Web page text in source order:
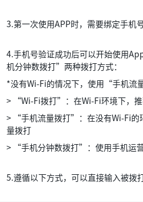
3.第一次使用APP时，需要绑定手机号
4.手机号验证成功后可以开始使用
机分钟数拨打”两种拨打方式：
*没有Wi-Fi的情况下，使用“手机流
> “Wi-Fi拨打”：在Wi-Fi环境下，
> “手机流量拨打”：在没有Wi-Fi的
量拨打
> “手机分钟数拨打”：使用手机运
5.遵循以下方式，可以直接输入被拨